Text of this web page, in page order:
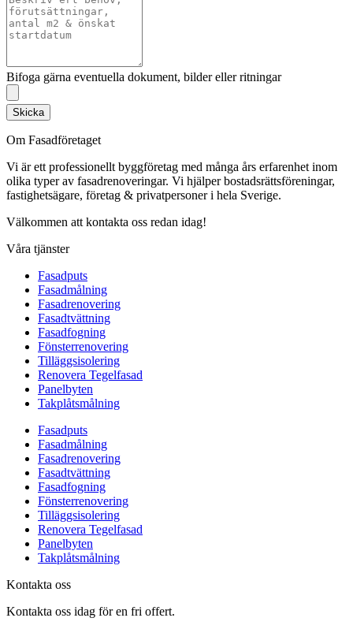
Bifoga gärna eventuella dokument, bilder eller ritningar
Skicka
Om Fasadföretaget
Vi är ett professionellt byggföretag med många års erfarenhet inom
olika typer av fasadrenoveringar. Vi hjälper bostadsrättsföreningar,
fastighetsägare, företag & privatpersoner i hela Sverige.
Välkommen att kontakta oss redan idag!
Våra tjänster
Fasadputs
Fasadmålning
Fasadrenovering
Fasadtvättning
Fasadfogning
Fönsterrenovering
Tilläggsisolering
Renovera Tegelfasad
Panelbyten
Takplåtsmålning
Fasadputs
Fasadmålning
Fasadrenovering
Fasadtvättning
Fasadfogning
Fönsterrenovering
Tilläggsisolering
Renovera Tegelfasad
Panelbyten
Takplåtsmålning
Kontakta oss
Kontakta oss idag för en fri offert.